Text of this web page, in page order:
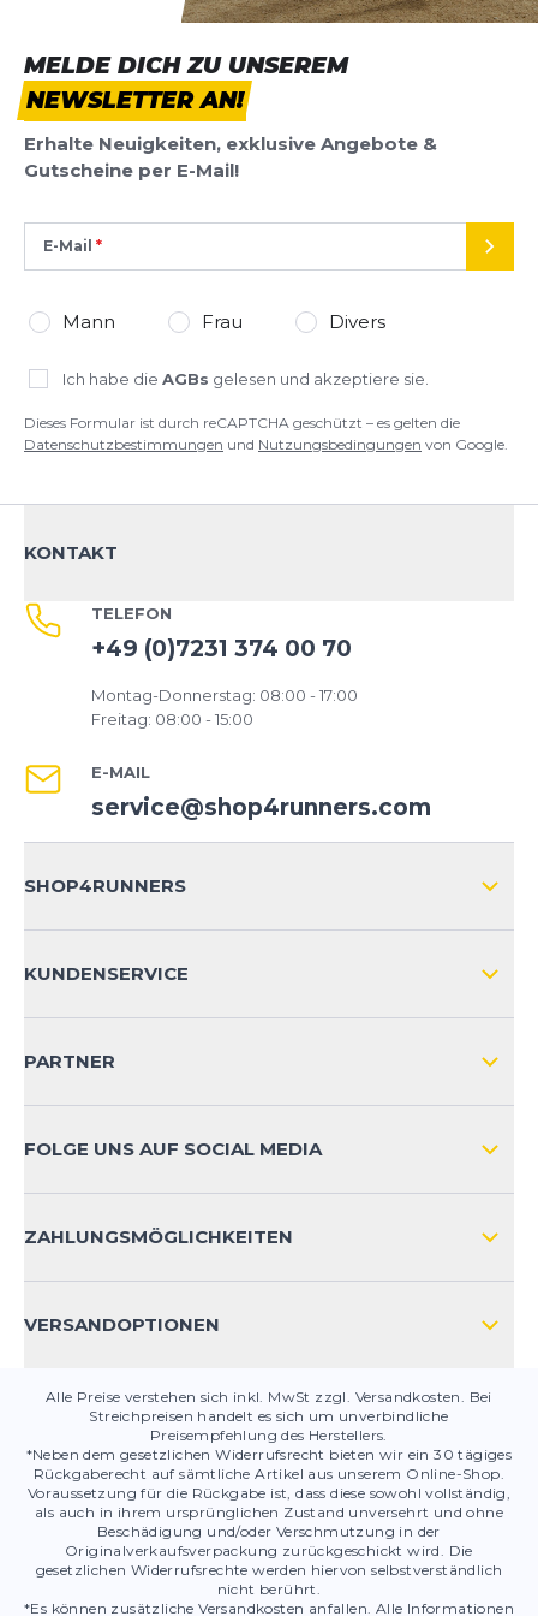
Dieses Formular ist durch reCAPTCHA geschützt – es gelten die
Datenschutzbestimmungenund
Google.
MELDE DICH ZU UNSEREM
NEWSLETTER AN!
Erhalte Neuigkeiten, exklusive Angebote &
Gutscheine per E-Mail!
E-Mail
Mann Frau Divers
Ich habe die AGBs gelesen und akzeptiere sie.
Dieses Formular ist durch reCAPTCHA geschützt – es gelten die
Datenschutzbestimmungen und Nutzungsbedingungen von Google.
KONTAKT
TELEFON
+49 (0)7231 374 00 70
Montag-Donnerstag: 08:00 - 17:00
Freitag: 08:00 - 15:00
E-MAIL
service@shop4runners.com
SHOP4RUNNERS
KUNDENSERVICE
KONTAKT
PRODUKTSICHERHEIT
PARTNER
FOLGE UNS AUF SOCIAL MEDIA
ZAHLUNGSMÖGLICHKEITEN
VERSANDOPTIONEN
Alle Preise verstehen sich inkl. MwSt zzgl. Versandkosten. Bei
Streichpreisen handelt es sich um unverbindliche
Preisempfehlung des Herstellers.
*Neben dem gesetzlichen Widerrufsrecht bieten wir ein 30 tägiges
Rückgaberecht auf sämtliche Artikel aus unserem Online-Shop.
Voraussetzung für die Rückgabe ist, dass diese sowohl vollständig,
als auch in ihrem ursprünglichen Zustand unversehrt und ohne
Beschädigung und/oder Verschmutzung in der
Originalverkaufsverpackung zurückgeschickt wird. Die
gesetzlichen Widerrufsrechte werden hiervon selbstverständlich
nicht berührt.
*Es können zusätzliche Versandkosten anfallen. Alle Informationen